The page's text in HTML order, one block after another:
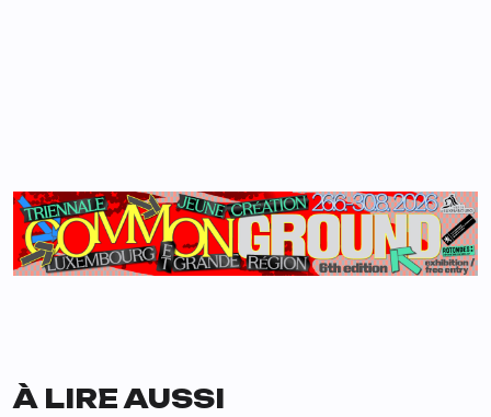
À LIRE AUSSI